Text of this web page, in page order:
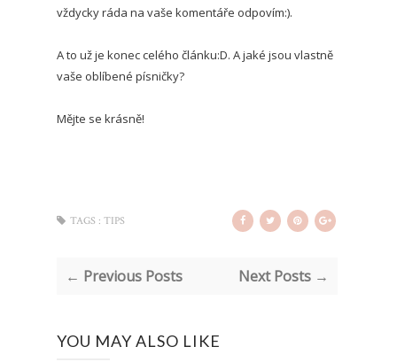
vždycky ráda na vaše komentáře odpovím:).
A to už je konec celého článku:D. A jaké jsou vlastně
vaše oblíbené písničky?
Mějte se krásně!
TAGS : TIPS
← Previous Posts Next Posts →
YOU MAY ALSO LIKE